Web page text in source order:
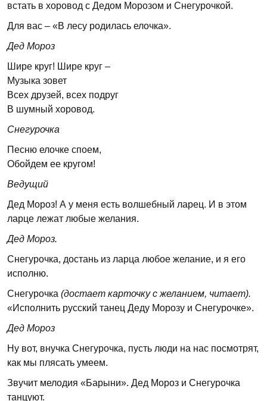
встать в хоровод с Дедом Морозом и Снегурочкой.
Для вас – «В лесу родилась елочка».
Дед Мороз
Шире круг! Шире круг –
Музыка зовет
Всех друзей, всех подруг
В шумный хоровод.
Снегурочка
Песню елочке споем,
Обойдем ее кругом!
Ведущий
Дед Мороз! А у меня есть волшебный ларец. И в этом
ларце лежат любые желания.
Дед Мороз.
Снегурочка, достань из ларца любое желание, и я его
исполню.
Снегурочка (достает карточку с желанием, читает).
«Исполнить русский танец Деду Морозу и Снегурочке».
Дед Мороз
Ну вот, внучка Снегурочка, пусть люди на нас посмотрят,
как мы плясать умеем.
Звучит мелодия «Барыни». Дед Мороз и Снегурочка
танцуют.